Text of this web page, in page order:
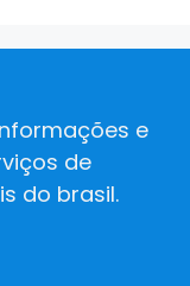
e
de
do brasil.